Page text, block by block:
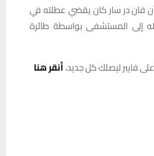
فان در سار كان يقضي عطلته في
إلى المستشفى بواسطة طائرة
فايبر ليصلك كل جديد،أنقر هنا